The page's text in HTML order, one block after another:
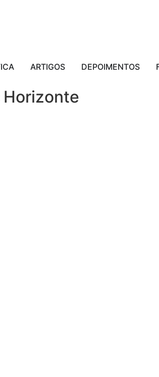
ARTIGOS DEPOIMENTOS
Horizonte